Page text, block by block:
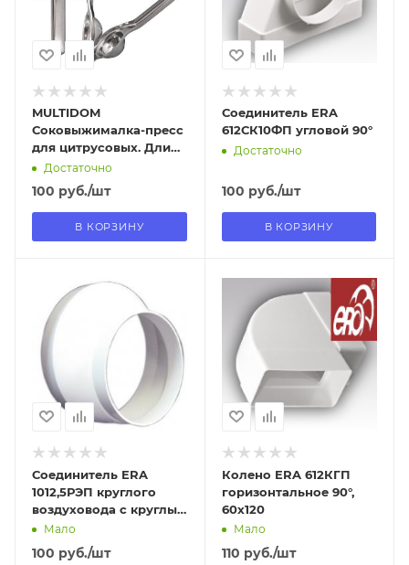
Нет
MULTIDOM
Соковыжималка-пресс
для цитрусовых. Длина
20,5 см. Диаметр 6,5 см.
VL53-175
Достаточно
100 руб./шт
В КОРЗИНУ
Соединитель ERA
612СК10ФП угловой 90°
Достаточно
100 руб./шт
В КОРЗИНУ
Отправим
09.08.2026
В наличии в пункте
самовывоза
Да
Соединитель ERA
1012,5РЭП круглого
воздуховода с круглым
D100/120
Мало
100 руб./шт
Отправим
09.08.2026
В наличии в пункте
самовывоза
Да
Колено ERA 612КГП
горизонтальное 90°,
60х120
Мало
110 руб./шт